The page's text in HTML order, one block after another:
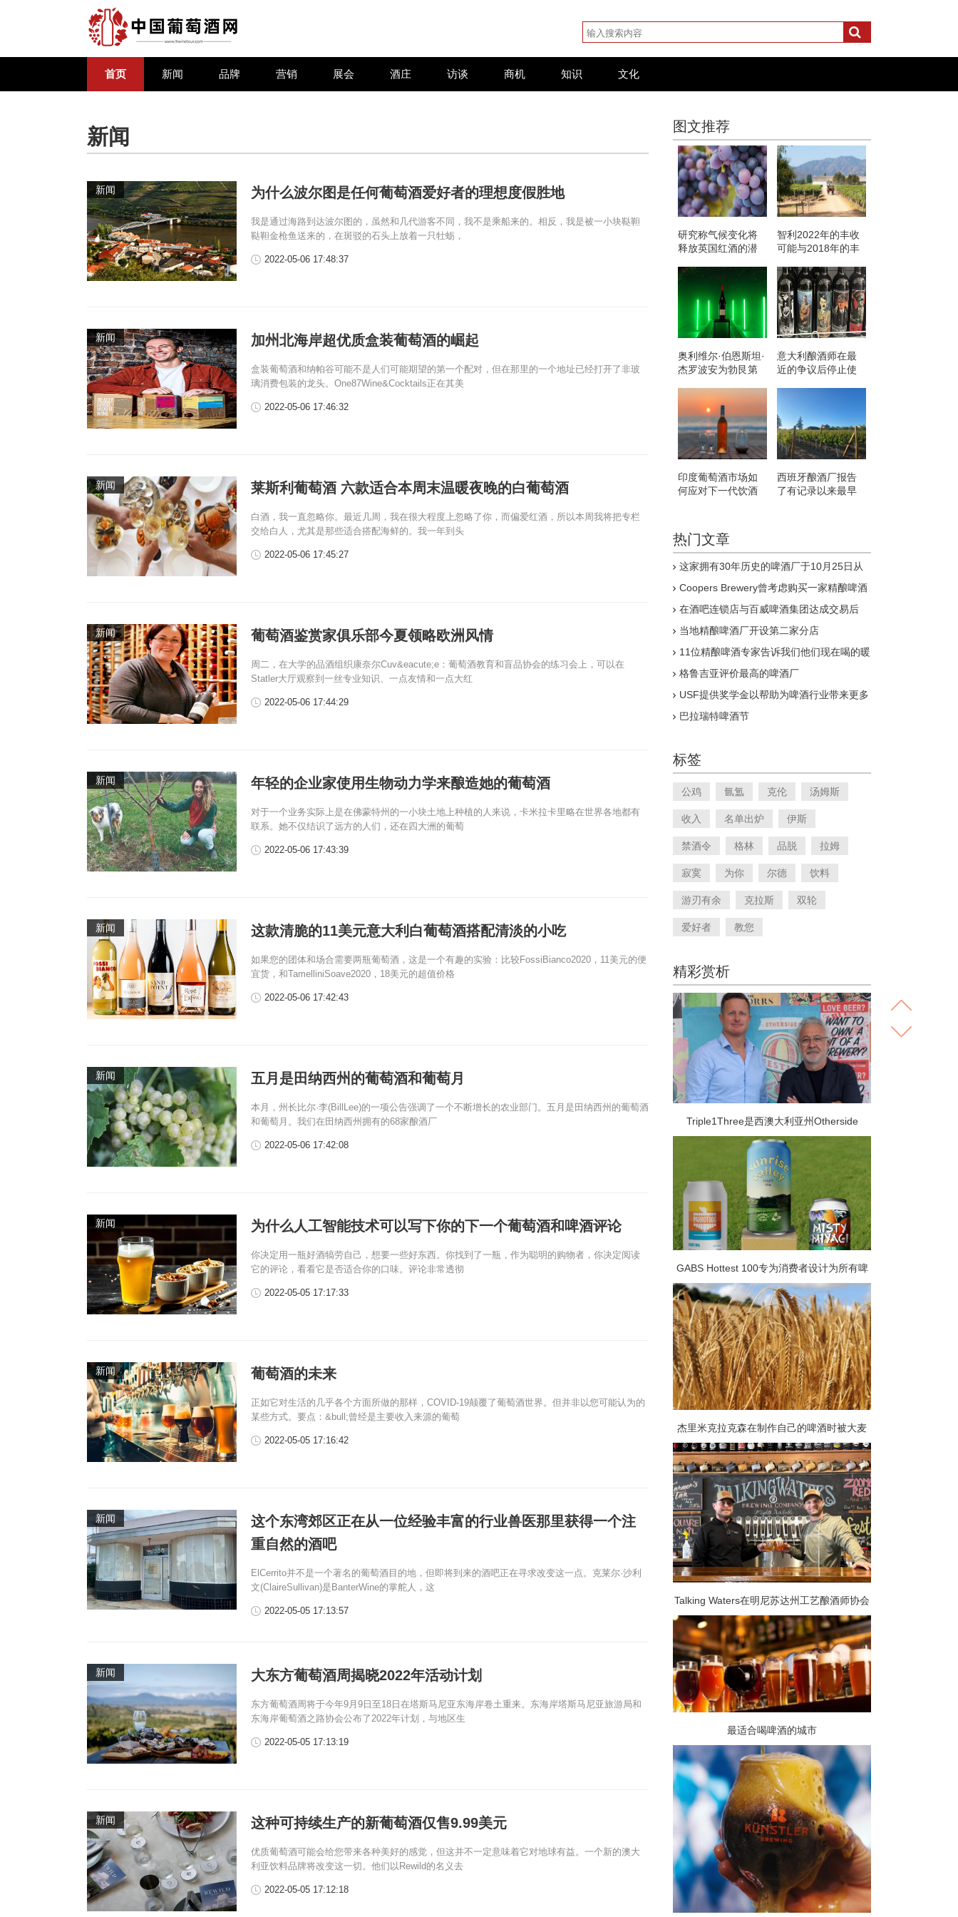
首页 新闻 品牌 营销 展会 酒庄 访谈 商机 知识 文化
新闻
新闻 为什么波尔图是任何葡萄酒爱好者的理想度假胜地
我是通过海路到达波尔图的，虽然和几代游客不同，我不是乘船来的。相反，我是被一小块鞑靼
鞑靼金枪鱼送来的，在斑驳的石头上放着一只牡蛎，
2022-05-06 17:48:37
新闻 加州北海岸超优质盒装葡萄酒的崛起
盒装葡萄酒和纳帕谷可能不是人们可能期望的第一个配对，但在那里的一个地址已经打开了非玻
璃消费包装的龙头。One87Wine&Cocktails正在其美
2022-05-06 17:46:32
新闻 莱斯利葡萄酒 六款适合本周末温暖夜晚的白葡萄酒
白酒，我一直忽略你。最近几周，我在很大程度上忽略了你，而偏爱红酒，所以本周我将把专栏
交给白人，尤其是那些适合搭配海鲜的。我一年到头
2022-05-06 17:45:27
新闻 葡萄酒鉴赏家俱乐部今夏领略欧洲风情
周二，在大学的品酒组织康奈尔Cuv&eacute;e：葡萄酒教育和盲品协会的练习会上，可以在
Statler大厅观察到一丝专业知识、一点友情和一点大红
2022-05-06 17:44:29
新闻 年轻的企业家使用生物动力学来酿造她的葡萄酒
对于一个业务实际上是在佛蒙特州的一小块土地上种植的人来说，卡米拉卡里略在世界各地都有
联系。她不仅结识了远方的人们，还在四大洲的葡萄
2022-05-06 17:43:39
新闻 这款清脆的11美元意大利白葡萄酒搭配清淡的小吃
如果您的团体和场合需要两瓶葡萄酒，这是一个有趣的实验：比较FossiBianco2020，11美元的便
宜货，和TamelliniSoave2020，18美元的超值价格
2022-05-06 17:42:43
新闻 五月是田纳西州的葡萄酒和葡萄月
本月，州长比尔·李(BillLee)的一项公告强调了一个不断增长的农业部门。五月是田纳西州的葡萄酒
和葡萄月。我们在田纳西州拥有的68家酿酒厂
2022-05-06 17:42:08
新闻 为什么人工智能技术可以写下你的下一个葡萄酒和啤酒评论
你决定用一瓶好酒犒劳自己，想要一些好东西。你找到了一瓶，作为聪明的购物者，你决定阅读
它的评论，看看它是否适合你的口味。评论非常透彻
2022-05-05 17:17:33
新闻 葡萄酒的未来
正如它对生活的几乎各个方面所做的那样，COVID-19颠覆了葡萄酒世界。但并非以您可能认为的
某些方式。要点：&bull;曾经是主要收入来源的葡萄
2022-05-05 17:16:42
新闻
这个东湾郊区正在从一位经验丰富的行业兽医那里获得一个注
重自然的酒吧
ElCerrito并不是一个著名的葡萄酒目的地，但即将到来的酒吧正在寻求改变这一点。克莱尔·沙利
文(ClaireSullivan)是BanterWine的掌舵人，这
2022-05-05 17:13:57
新闻 大东方葡萄酒周揭晓2022年活动计划
东方葡萄酒周将于今年9月9日至18日在塔斯马尼亚东海岸卷土重来。东海岸塔斯马尼亚旅游局和
东海岸葡萄酒之路协会公布了2022年计划，与地区生
2022-05-05 17:13:19
新闻 这种可持续生产的新葡萄酒仅售9.99美元
优质葡萄酒可能会给您带来各种美好的感觉，但这并不一定意味着它对地球有益。一个新的澳大
利亚饮料品牌将改变这一切。他们以Rewild的名义去
2022-05-05 17:12:18
图文推荐
研究称气候变化将
释放英国红酒的潜
智利2022年的丰收
可能与2018年的丰
奥利维尔·伯恩斯坦·
杰罗波安为勃艮第
了新纪录
意大利酿酒师在最
近的争议后停止使
印度葡萄酒市场如
何应对下一代饮酒
西班牙酿酒厂报告
了有记录以来最早
热门文章
这家拥有30年历史的啤酒厂于10月25日从
集清算人
Coopers Brewery曾考虑购买一家精酿啤酒
在酒吧连锁店与百威啤酒集团达成交易后
Wetherspoon菜单中剔除的饮品之一
当地精酿啤酒厂开设第二家分店
11位精酿啤酒专家告诉我们他们现在喝的暖
格鲁吉亚评价最高的啤酒厂
USF提供奖学金以帮助为啤酒行业带来更多
巴拉瑞特啤酒节
标签
公鸡 氤氲 克伦 汤姆斯
收入 名单出炉 伊斯
禁酒令 格林 品脱 拉姆
寂寞 为你 尔德 饮料
游刃有余 克拉斯 双轮
爱好者 教您
精彩赏析
Triple1Three是西澳大利亚州Otherside
Brewing Co的母公司 是越来越多进行众包融
资轮次的啤酒厂中的最新一家
GABS Hottest 100专为消费者设计为所有啤
酒爱好者提供了庆祝他们最喜欢的啤酒的机
会
杰里米克拉克森在制作自己的啤酒时被大麦
加价吓坏了
Talking Waters在明尼苏达州工艺酿酒师协会
的酿酒师杯上获得两枚奖牌
最适合喝啤酒的城市